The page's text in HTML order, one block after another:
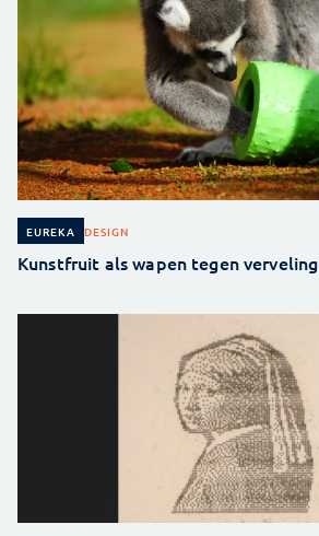
EUREKA DESIGN
Kunstfruit als wapen tegen verveling